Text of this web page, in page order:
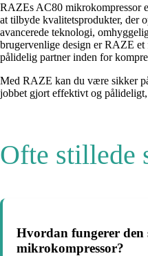
RAZEs AC80 mikrokompressor
at tilbyde kvalitetsprodukter, der
avancerede teknologi,
brugervenlige design er RAZE et
pålidelig partner inden for
Med RAZE kan du være sikker
jobbet gjort effektivt og
Ofte stillede
Hvordan fungerer den
mikrokompressor?